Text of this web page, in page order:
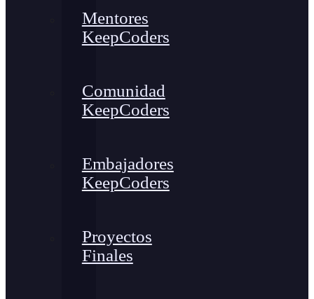
Mentores
KeepCoders
Comunidad
KeepCoders
Embajadores
KeepCoders
Proyectos
Finales